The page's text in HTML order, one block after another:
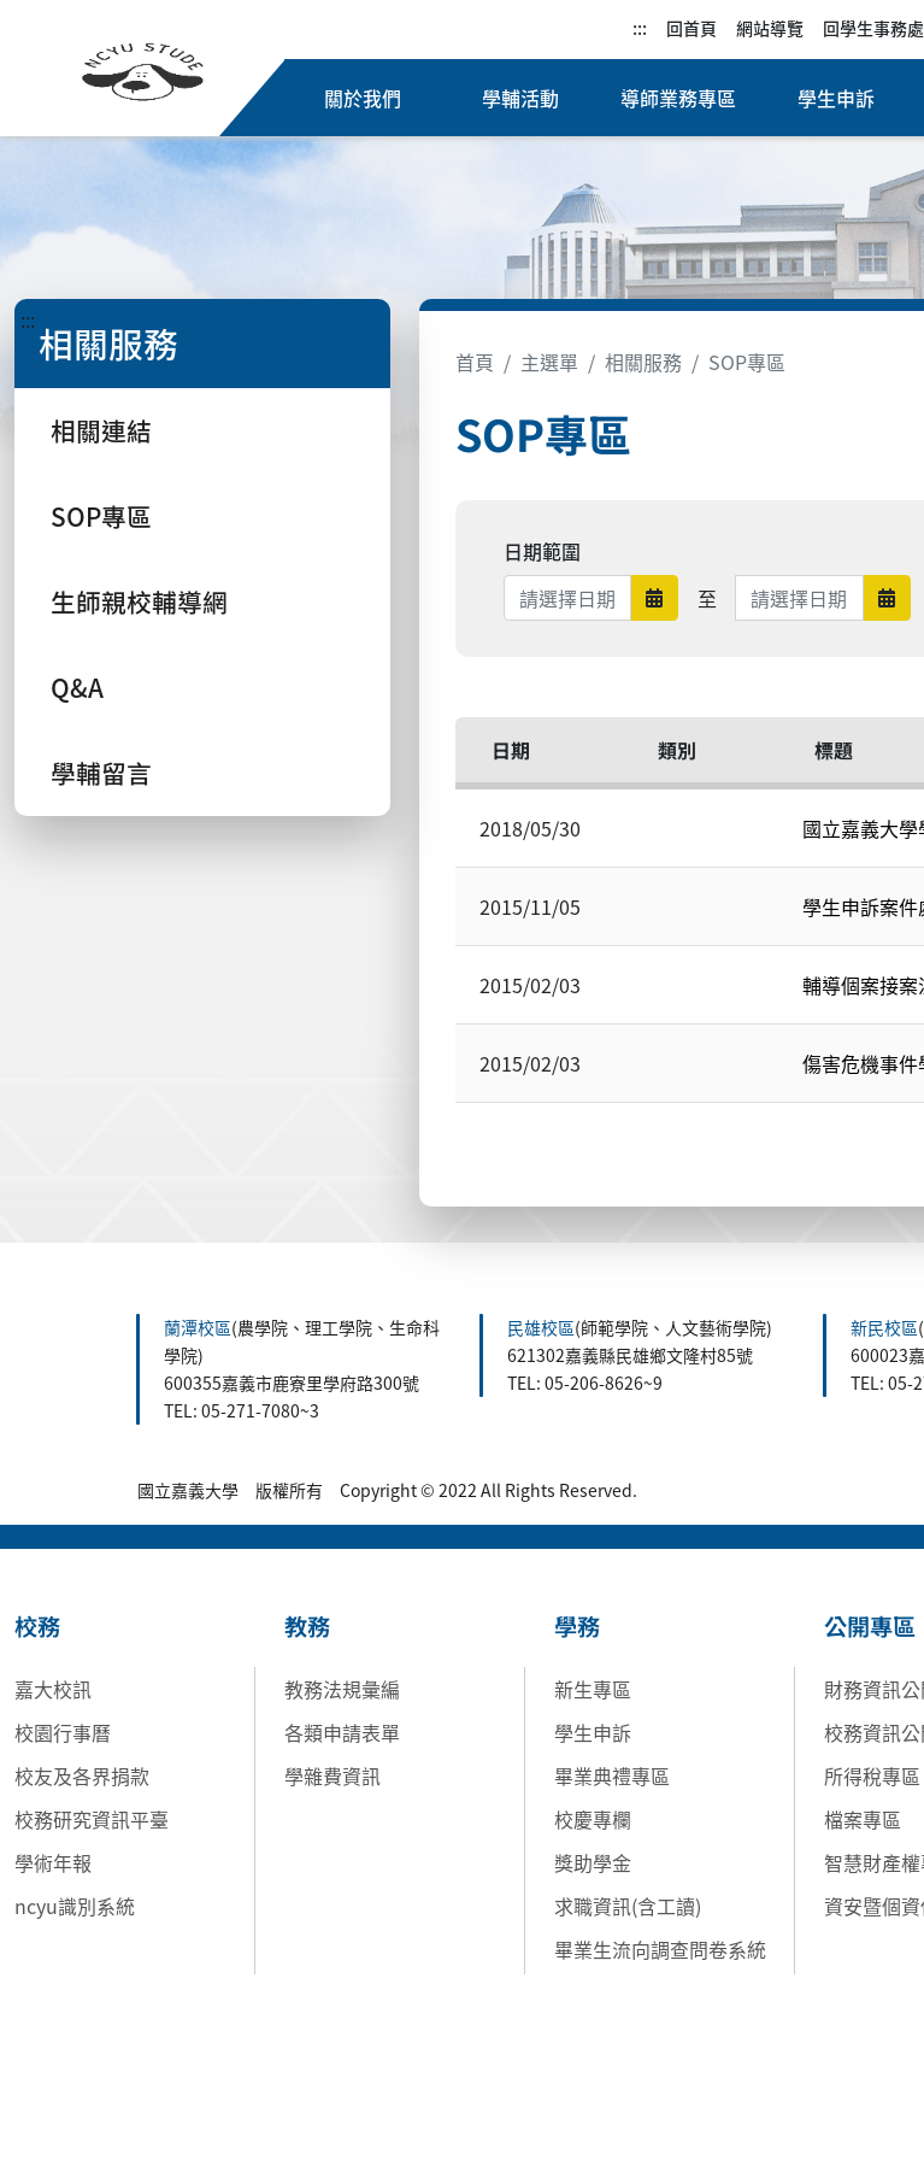
::: 回首頁 網站導覽 回學生事務處
關於我們 學輔活動 導師業務專區 學生申訴
::: 相關服務
相關連結
SOP專區
生師親校輔導網
Q&A
學輔留言
首頁 主選單 相關服務 SOP專區
SOP專區
日期範圍
日期範圍開始
至 日期範圍結束 日
日期 類別 標題
2018/05/30 國立嘉義大
2015/11/05 學生申訴案
2015/02/03 輔導個案接
2015/02/03 傷害危機事
蘭潭校區(農學院、理工學院、生命科
學院)
600355嘉義市鹿寮里學府路300號
TEL: 05-271-7080~3
民雄校區(師範學院、人文藝術學院)
621302嘉義縣民雄鄉文隆村85號
TEL: 05-206-8626~9
新民校區
600023
TEL: 05-
國立嘉義大學 版權所有 Copyright © 2022 All Rights Reserved.
校務
嘉大校訊
校園行事曆
校友及各界捐款
校務研究資訊平臺
學術年報
ncyu識別系統
教務
教務法規彙編
各類申請表單
學雜費資訊
學務
新生專區
學生申訴
畢業典禮專區
校慶專欄
獎助學金
求職資訊(含工讀)
畢業生流向調查問卷系統
公開專區
財務資訊
校務資訊
所得稅專區
檔案專區
智慧財產
資安暨個